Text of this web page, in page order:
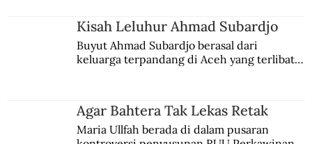
Kisah Leluhur Ahmad Subardjo
Buyut Ahmad Subardjo berasal dari
keluarga terpandang di Aceh yang terlibat
Agar Bahtera Tak Lekas Retak
Maria Ullfah berada di dalam pusaran